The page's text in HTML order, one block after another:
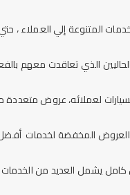
المتنوعة إلي العملاء ،
الذي تعاقدت معهم
لعملائه، عروض متعددة
العروض المخفضة لخدمات
يشمل العديد من الخدمات